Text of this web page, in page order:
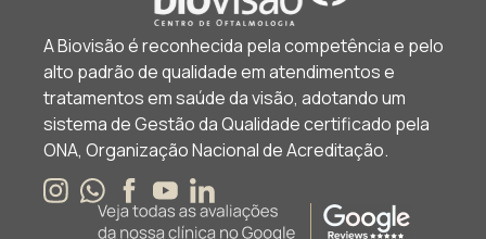
A Biovisão é reconhecida pela competência e pelo
alto padrão de qualidade em atendimentos e
tratamentos em saúde da visão, adotando um
sistema de Gestão da Qualidade certificado pela
ONA, Organização Nacional de Acreditação.